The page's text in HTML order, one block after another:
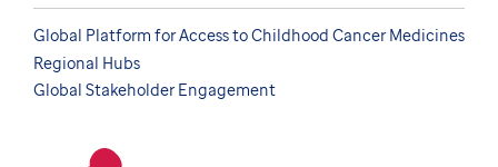
Global Platform for Access to Childhood Cancer Medicines
Regional Hubs
Global Stakeholder Engagement